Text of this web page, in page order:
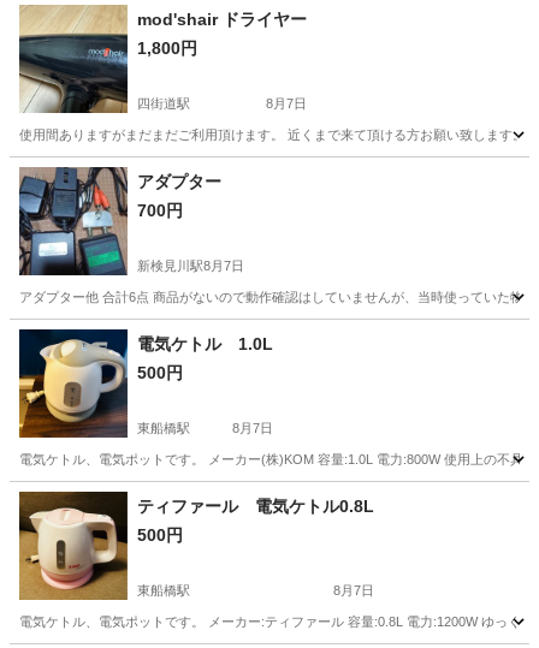
mod'shair ドライヤー
1,800円
四街道駅 8月7日
使用間ありますがまだまだご利用頂けます。 近くまで来て頂ける方お願い致します。
千葉 四街道市 四街道駅
アダプター
700円
新検見川駅8月7日
アダプター他 合計6点 商品がないので動作確認はしていませんが、当時使っていた物
千葉 千葉市 新検見川駅
電気ケトル 1.0L
500円
東船橋駅 8月7日
電気ケトル、電気ポットです。 メーカー(株)KOM 容量:1.0L 電力:800W 使用上の不具
千葉 船橋市 キッチン家電
ティファール 電気ケトル0.8L
500円
東船橋駅 8月7日
電気ケトル、電気ポットです。 メーカー:ティファール 容量:0.8L 電力:1200W ゆっく